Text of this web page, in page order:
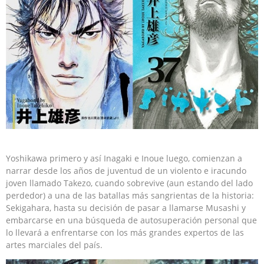
Yoshikawa primero y así Inagaki e Inoue luego, comienzan a
narrar desde los años de juventud de un violento e iracundo
joven llamado Takezo, cuando sobrevive (aun estando del lado
perdedor) a una de las batallas más sangrientas de la historia:
Sekigahara, hasta su decisión de pasar a llamarse Musashi y
embarcarse en una búsqueda de autosuperación personal que
lo llevará a enfrentarse con los más grandes expertos de las
artes marciales del país.